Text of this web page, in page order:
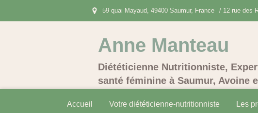
59 quai Mayaud, 49400 Saumur, France / 12 rue des
Anne Manteau
Diététicienne Nutritionniste,
santé féminine à Saumur, Avoine
Accueil Votre diététicienne-nutritionniste Les